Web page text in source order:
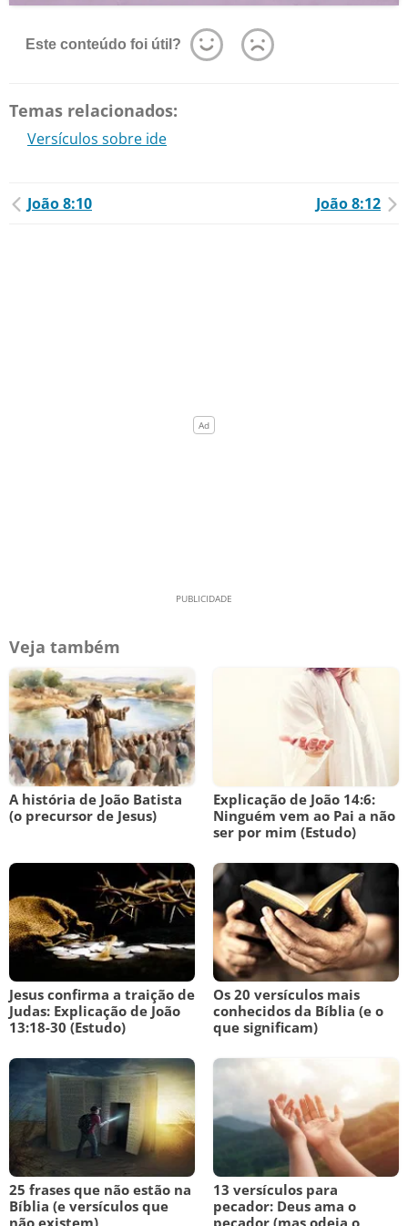
Este conteúdo foi útil?
Temas relacionados:
Versículos sobre ide
João 8:10 João 8:12
Veja também
A história de João Batista
(o precursor de Jesus)
Explicação de João 14:6:
Ninguém vem ao Pai a não
ser por mim (Estudo)
Jesus confirma a traição de
Judas: Explicação de João
13:18-30 (Estudo)
Os 20 versículos mais
conhecidos da Bíblia (e o
que significam)
25 frases que não estão na
Bíblia (e versículos que
não existem)
13 versículos para
pecador: Deus ama o
pecador (mas odeia o